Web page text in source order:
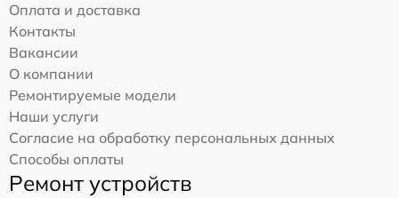
Оплата и доставка
Контакты
Вакансии
О компании
Ремонтируемые модели
Наши услуги
Согласие на обработку персональных данных
Способы оплаты
Ремонт устройств